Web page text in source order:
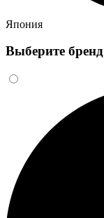
Япония
Выберите бренд